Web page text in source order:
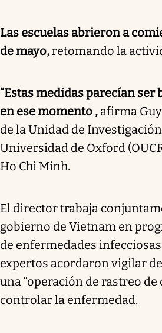
Las escuelas abrieron a
de mayo,retomando la
“Estas medidas parecían ser
en ese momento , afirma
de la Unidad de
Universidad de Oxford
Ho Chi Minh.
El director trabaja
gobierno de Vietnam en
de enfermedades
expertos acordaron vigilar
una “operación de rastreo
controlar la enfermedad.